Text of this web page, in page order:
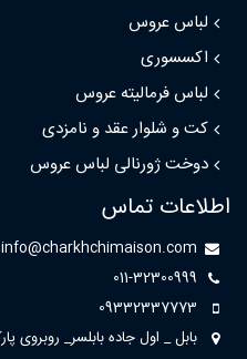
لباس عروس
اکسسوری
لباس فرمالیته عروس
کت و شلوار عقد و نامزدی
دوخت ژورنالی لباس عروس
اطلاعات تماس
info@charkhchimaison.com
011-32300999
09332337773
بابل _ اول جاده بابلسر_ روبروی